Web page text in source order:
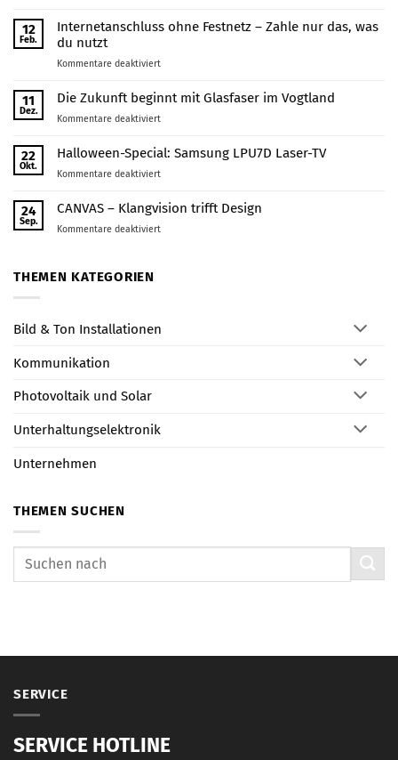
rund
12
Feb.
Internetanschluss ohne Festnetz – Zahle nur das, was
du nutzt
Kommentare deaktiviertfür
ohne
–
nur
nutzt
11
Dez.
Die Zukunft beginnt mit Glasfaser im Vogtland
Kommentare deaktiviertfür
Zukunft
mit
im
22
Okt.
Halloween-Special: Samsung LPU7D Laser-TV
Kommentare deaktiviertfür
Special:
LPU7D
24
Sep.
CANVAS – Klangvision trifft Design
Kommentare deaktiviertfür
THEMEN KATEGORIEN
Bild & Ton Installationen
Kommunikation
Photovoltaik und Solar
Unterhaltungselektronik
Unternehmen
THEMEN SUCHEN
SERVICE
SERVICE HOTLINE